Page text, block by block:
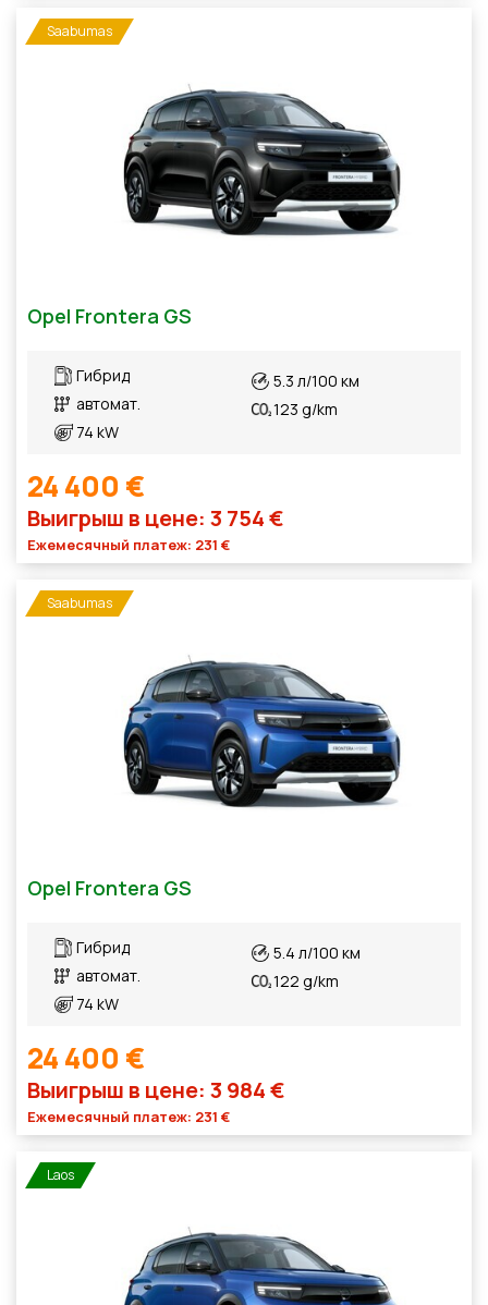
Saabumas
Opel Frontera GS
Гибрид
автомат.
74 kW
5.3 л/100 км
123 g/km
24 400 €
Выигрыш в цене: 3 754 €
Ежемесячный платеж: 231 €
Saabumas
Opel Frontera GS
Гибрид
автомат.
74 kW
5.4 л/100 км
122 g/km
24 400 €
Выигрыш в цене: 3 984 €
Ежемесячный платеж: 231 €
Laos